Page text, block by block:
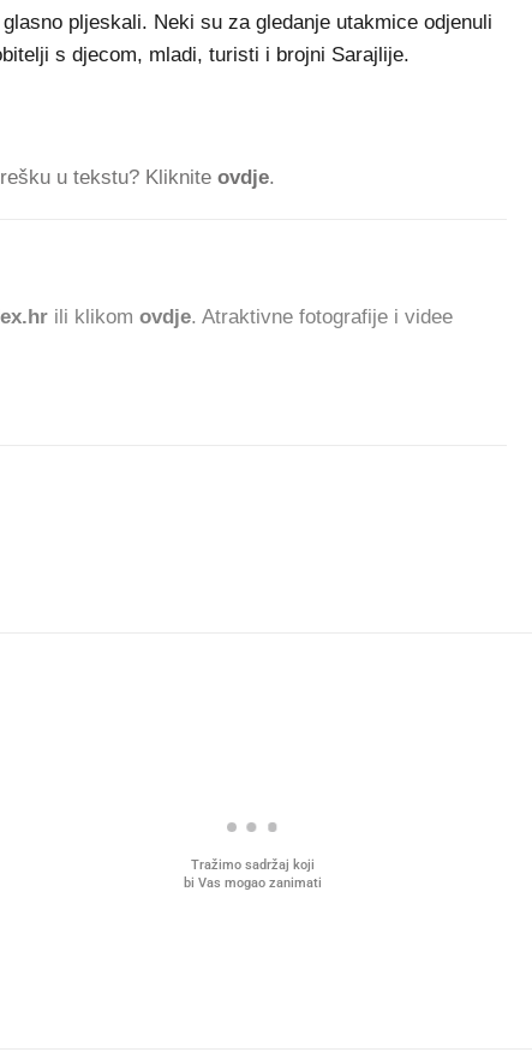
pljeskali. Neki su za gledanje utakmice odjenuli
s djecom, mladi, turisti i brojni Sarajlije.
u tekstu? Kliknite ovdje.
ili klikom ovdje. Atraktivne fotografije i videe
Tražimo sadržaj koji
bi Vas mogao zanimati